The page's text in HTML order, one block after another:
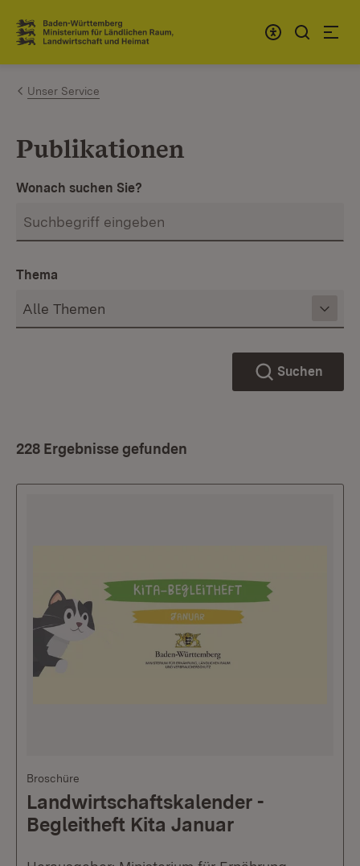
Zum Inhalt springen
Link zur Startseite
Unser Service
Publikationen
Wonach suchen Sie?
Thema
Suchen
228 Ergebnisse gefunden
Broschüre
Landwirtschaftskalender -
Begleitheft Kita Januar